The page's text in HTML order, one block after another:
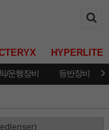
HYPERLITE
/운행장비 등반장비